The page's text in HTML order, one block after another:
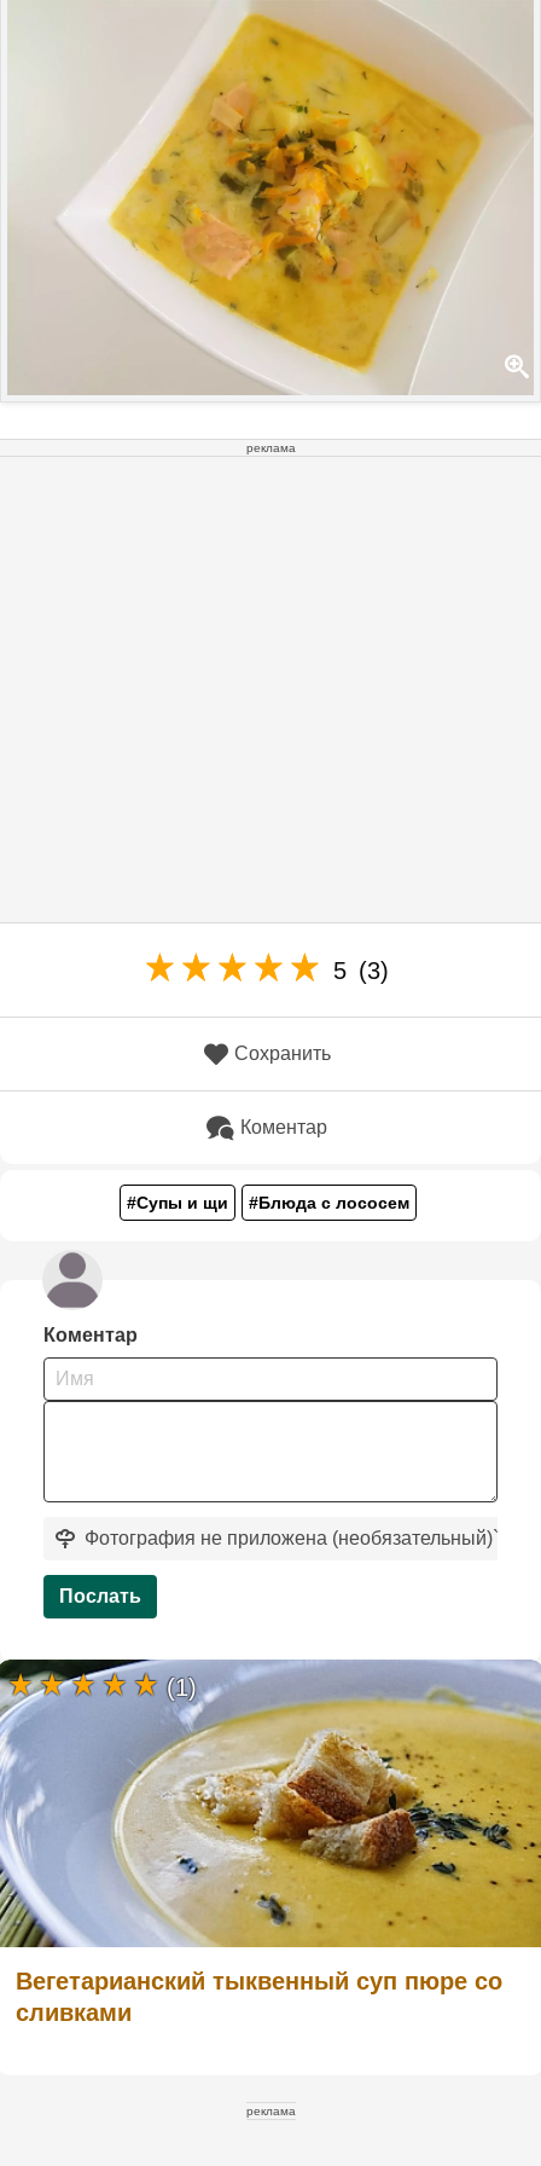
реклама
5 (3)
Сохранить
Коментар
#Супы и щи #Блюда с лососем
Коментар
Фотография не приложена (необязательный)`
Послать
Вегетарианский тыквенный суп пюре со
сливками
(1)
реклама